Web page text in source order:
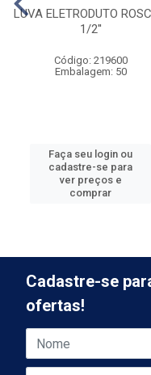
LUVA ELETRODUTO
1/2''
Código: 219600
Embalagem: 50
Faça seu login ou
cadastre-se para
ver preços e
comprar
Cadastre-se
ofertas!